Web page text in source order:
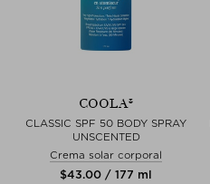
COOLA®
CLASSIC SPF 50 BODY SPRAY
UNSCENTED
Crema solar corporal
$‌43.00 / 177 ml